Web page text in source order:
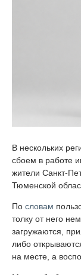
В нескольких
сбоем в работе
жители Санкт-
Тюменской
По словам
толку от него
загружаются,
либо
на месте, а